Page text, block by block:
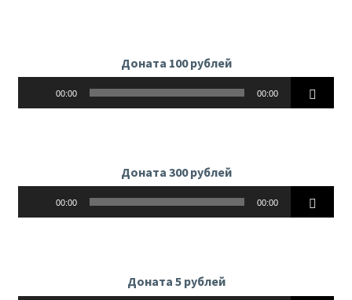
Доната 100 рублей
00:00 00:00
Доната 300 рублей
00:00 00:00
Доната 5 рублей